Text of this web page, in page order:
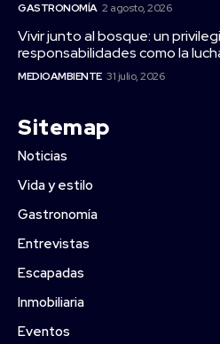
GASTRONOMÍA 2 agosto, 2026
Vivir junto al bosque: un
responsabilidades como la
MEDIOAMBIENTE 31 julio, 2026
Sitemap
Noticias
Vida y estilo
Gastronomía
Entrevistas
Escapadas
Inmobiliaria
Eventos